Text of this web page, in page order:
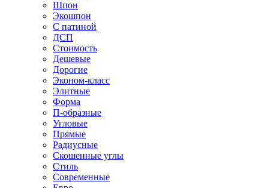
Шпон
Экошпон
С патиной
ДСП
Стоимость
Дешевые
Дорогие
Эконом-класс
Элитные
Форма
П-образные
Угловые
Прямые
Радиусные
Скошенные углы
Стиль
Современные